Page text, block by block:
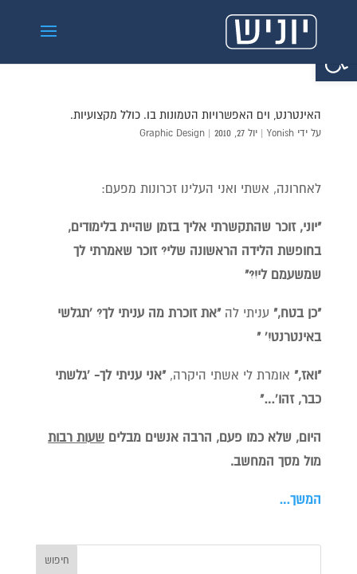
פתח סרגל נגישות
האינטרנט, וים האפשרויות הטמונות בו. כולל מקצועיות.
על ידי Yonish
| יול 27, 2010 |
Graphic Design
לאחרונה, אשתי ואני העלינו זכרונות מפעם:
"יוני, זוכר שהתקשרתי אליך בזמן שהיית בלימודים,
בחופשת הלידה הראשונה שלי? זוכר שאמרתי לך
שמשעמם לי!?"
"כן בטח," עניתי לה"את זוכרת מה עניתי לך? 'תגלשי
באינטרנט!' "
"ואז," אומרת לי אשתי היקרה, "אני עניתי לך- 'גלשתי
כבר, זהו'…"
היום, שלא כמו פעם, הרבה אנשים מבלים שעות רבות
מול מסך המחשב.
המשך…